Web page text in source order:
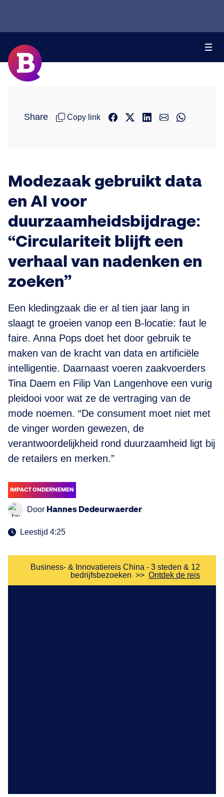
Share Copy link
Modezaak gebruikt data
en AI voor
duurzaamheidsbijdrage:
“Circulariteit blijft een
verhaal van nadenken en
zoeken”
Een kledingzaak die er al tien jaar lang in
slaagt te groeien vanop een B-locatie: faut le
faire. Anna Pops doet het door gebruik te
maken van de kracht van data en artificiële
intelligentie. Daarnaast voeren zaakvoerders
Tina Daem en Filip Van Langenhove een vurig
pleidooi voor wat ze de vertraging van de
mode noemen. “De consument moet niet met
de vinger worden gewezen, de
verantwoordelijkheid rond duurzaamheid ligt bij
de retailers en merken.”
IMPACT ONDERNEMEN
Door Hannes Dedeurwaerder
Leestijd 4:25
Business- & Innovatiereis China - 3 steden & 12
bedrijfsbezoeken >> Ontdek de reis